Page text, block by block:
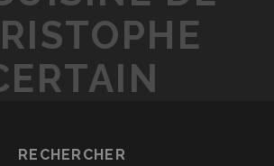
RECHERCHER